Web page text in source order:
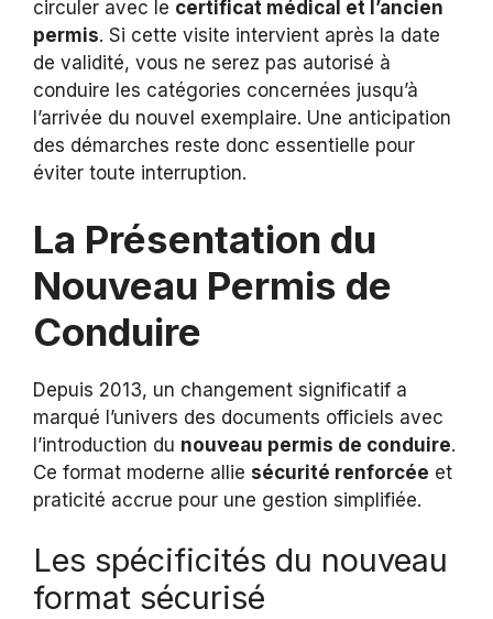
circuler avec le certificat médical et l’ancien
permis. Si cette visite intervient après la date
de validité, vous ne serez pas autorisé à
conduire les catégories concernées jusqu’à
l’arrivée du nouvel exemplaire. Une anticipation
des démarches reste donc essentielle pour
éviter toute interruption.
La Présentation du
Nouveau Permis de
Conduire
Depuis 2013, un changement significatif a
marqué l’univers des documents officiels avec
l’introduction du nouveau permis de conduire.
Ce format moderne allie sécurité renforcée et
praticité accrue pour une gestion simplifiée.
Les spécificités du nouveau
format sécurisé